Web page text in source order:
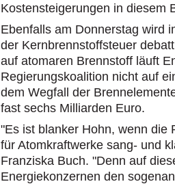
Kostensteigerungen in diesem
Ebenfalls am Donnerstag wird
der Kernbrennstoffsteuer
auf atomaren Brennstoff läuft
Regierungskoalition nicht auf
dem Wegfall der
fast sechs Milliarden Euro.
"Es ist blanker Hohn, wenn die
für Atomkraftwerke sang- und
Franziska Buch. "Denn auf
Energiekonzernen den